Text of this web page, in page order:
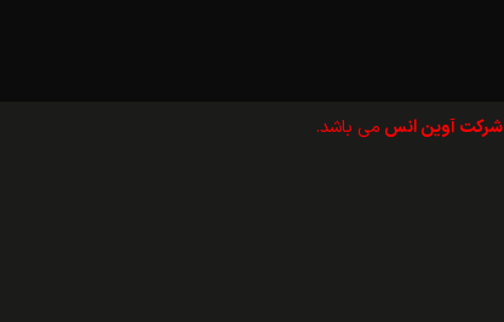
شرکت آوین انس می باشد.